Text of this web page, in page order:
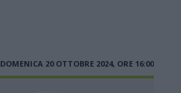
DOMENICA 20 OTTOBRE 2024, ORE 16:00